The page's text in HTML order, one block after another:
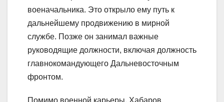
военачальника. Это открыло ему путь к
дальнейшему продвижению в мирной
службе. Позже он занимал важные
руководящие должности, включая должность
главнокомандующего Дальневосточным
фронтом.